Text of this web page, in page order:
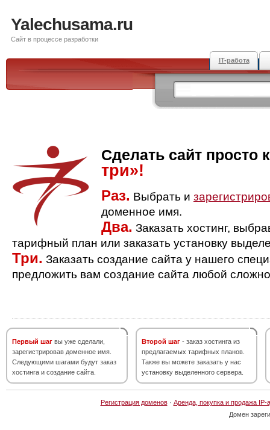
Yalechusama.ru
Сайт в процессе разработки
IT-работа
Сделать сайт просто
три»!
Раз. Выбрать и
доменное имя.
Два. Заказать хостинг,
тарифный план или заказать установку
Три. Заказать создание сайта у нашего
предложить вам создание сайта любой
Первый шаг вы уже сделали,
зарегистрировав доменное имя.
Следующими шагами будут заказ
хостинга и создание сайта.
Второй шаг - заказ хостинга из
предлагаемых тарифных планов.
Также вы можете заказать у нас
установку выделенного сервера.
Регистрация доменов· Аренда, покупка и продажа IP-
Домен